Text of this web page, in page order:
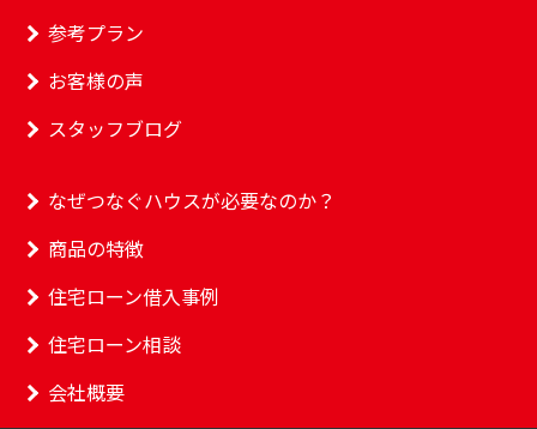
参考プラン
お客様の声
スタッフブログ
なぜつなぐハウスが必要なのか？
商品の特徴
住宅ローン借入事例
住宅ローン相談
会社概要